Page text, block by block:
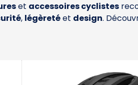
et accessoires cyclistes
, légèretéet design.